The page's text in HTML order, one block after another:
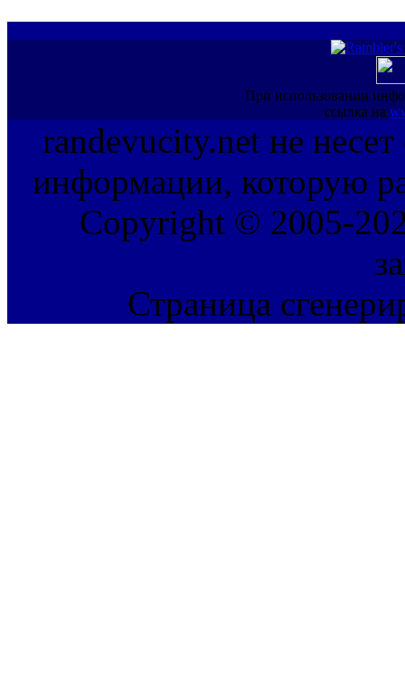
При использовании
ссылка на
randevucity.net не несет
информации, которую
Copyright © 2005-
Страница